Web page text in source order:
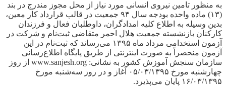
به منظور تامین نیروی انسانی مورد نیاز از محل مجوز مندرج در بند
(۱۳) ماده واحده بودجه سال ۹۴ جمعیت در قالب قرارداد کار معین،
بدین وسیله به اطلاع کلیه امدادگران، داوطلبان فعال و فرزندان
کارکنان بازنشسته جمعیت هلال احمر متقاضی ثبت‌‌نام و شرکت در
آزمون استخدامی مرداد ماه ۱۳۹۵ می‌رساند که ثبت‌‌نام در این
آزمون منحصراً به صورت اینترنتی از طریق پایگاه اطلاع‌رسانی
سازمان سنجش آموزش کشور به نشانی: www.sanjesh.org از روز
چهار‌شنبه مورخ ۰۵/۰۳/۱۳۹۵ آغاز و در روز سه‌شنبه مورخ
۱۶/۰۳/۱۳۹۵ پایان می‌پذیرد.